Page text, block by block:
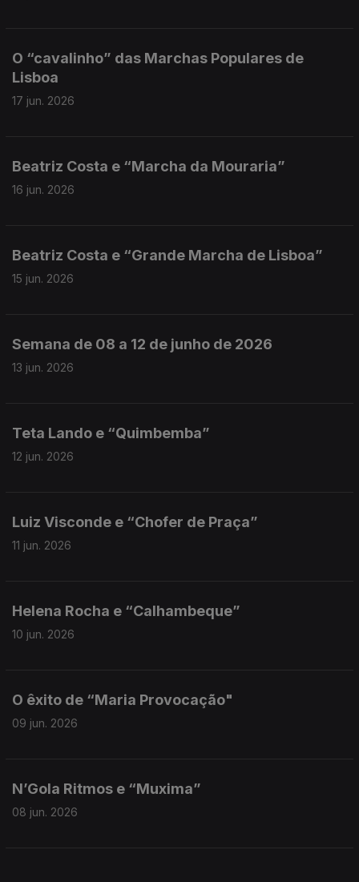
O “cavalinho” das Marchas Populares de
Lisboa
17 jun. 2026
Beatriz Costa e “Marcha da Mouraria”
16 jun. 2026
Beatriz Costa e “Grande Marcha de Lisboa”
15 jun. 2026
Semana de 08 a 12 de junho de 2026
13 jun. 2026
Teta Lando e “Quimbemba”
12 jun. 2026
Luiz Visconde e “Chofer de Praça”
11 jun. 2026
Helena Rocha e “Calhambeque”
10 jun. 2026
O êxito de “Maria Provocação"
09 jun. 2026
N’Gola Ritmos e “Muxima”
08 jun. 2026